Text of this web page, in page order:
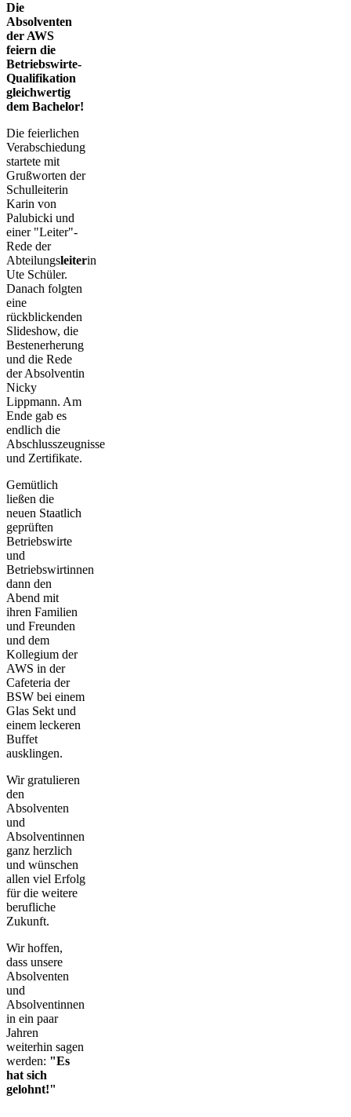
Die
Absolventen
der AWS
feiern die
Betriebswirte-
Qualifikation
gleichwertig
dem Bachelor!
Die feierlichen
Verabschiedung
startete mit
Grußworten der
Schulleiterin
Karin von
Palubicki und
einer "Leiter"-
Rede der
Abteilungsleiterin
Ute Schüler.
Danach folgten
eine
rückblickenden
Slideshow, die
Bestenerherung
und die Rede
der Absolventin
Nicky
Lippmann. Am
Ende gab es
endlich die
Abschlusszeugnisse
und Zertifikate.
Gemütlich
ließen die
neuen Staatlich
geprüften
Betriebswirte
und
Betriebswirtinnen
dann den
Abend mit
ihren Familien
und Freunden
und dem
Kollegium der
AWS in der
Cafeteria der
BSW bei einem
Glas Sekt und
einem leckeren
Buffet
ausklingen.
Wir gratulieren
den
Absolventen
und
Absolventinnen
ganz herzlich
und wünschen
allen viel Erfolg
für die weitere
berufliche
Zukunft.
Wir hoffen,
dass unsere
Absolventen
und
Absolventinnen
in ein paar
Jahren
weiterhin sagen
werden: "Es
hat sich
gelohnt!"